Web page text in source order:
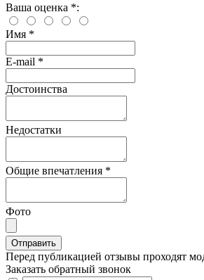
Ваша оценка *:
Имя *
E-mail *
Достоинства
Недостатки
Общие впечатления *
Фото
Перед публикацией отзывы проходят
Заказать обратный звонок